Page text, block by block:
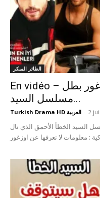
الطائر المبكر
En vidéo – معلومات لا تعرفها عن اوزغور بطل
مسلسل السيد...
Turkish Drama HD العربية - 2
السيد الخطأ الأحمق الذي نال